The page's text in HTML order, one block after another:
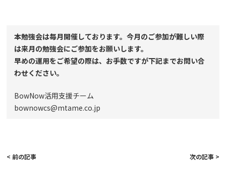
本勉強会は毎月開催しております。今月のご参加が難しい際
は来月の勉強会にご参加をお願いします。
早めの運用をご希望の際は、お手数ですが下記までお問い合
わせください。
BowNow活用支援チーム
bownowcs@mtame.co.jp
< 前の記事 次の記事 >